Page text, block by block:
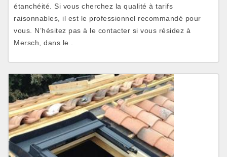
étanchéité. Si vous cherchez la qualité à tarifs
raisonnables, il est le professionnel recommandé pour
vous. N’hésitez pas à le contacter si vous résidez à
Mersch, dans le .